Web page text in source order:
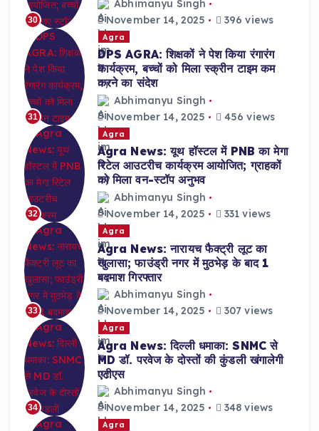
30
Abhimanyu Singh
November 14, 2025
396 views
31
Agra
DPS AGRA: शिक्षकों ने पेश किया रंगारंग
कार्यक्रम, बच्चों को मिला स्क्रीन टाइम कम
करने का संदेश
Abhimanyu Singh
November 14, 2025
456 views
32
Agra
Agra News: यूथ हॉस्टल में PNB का मेगा
रिटेल आउटरीच कार्यक्रम आयोजित; ग्राहकों
को मिला वन-स्टॉप अनुभव
Abhimanyu Singh
November 14, 2025
331 views
33
Agra
Agra News: नारायच फैक्ट्री लूट का
खुलासा; फाउंड्री नगर में मुठभेड़ के बाद 1
बदमाश गिरफ्तार
Abhimanyu Singh
November 14, 2025
307 views
34
Agra
Agra News: दिल्ली धमाका: SNMC से
MD डॉ. परवेज के दोस्तों की कुंडली खंगालेगी
एटीएस
Abhimanyu Singh
November 14, 2025
348 views
Agra